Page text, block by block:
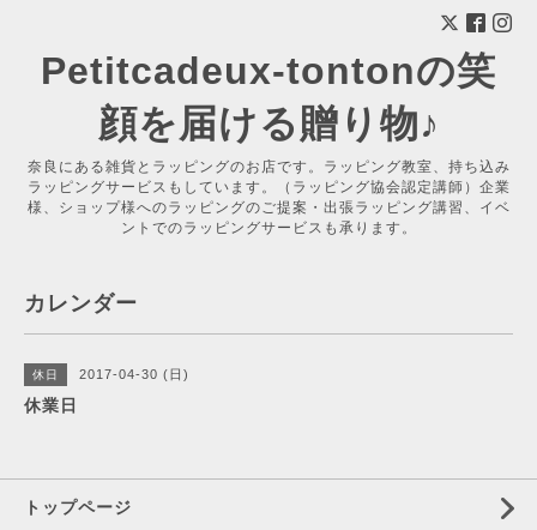
Petitcadeux-tontonの笑
顔を届ける贈り物♪
奈良にある雑貨とラッピングのお店です。ラッピング教室、持ち込み
ラッピングサービスもしています。（ラッピング協会認定講師）企業
様、ショップ様へのラッピングのご提案・出張ラッピング講習、イベ
ントでのラッピングサービスも承ります。
カレンダー
休日 2017-04-30 (日)
休業日
トップページ